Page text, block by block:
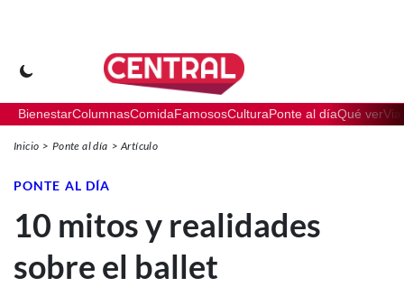
BienestarColumnasComidaFamososCulturaPonte al díaQué ver
Inicio Ponte al día Artículo
PONTE AL DÍA
10 mitos y realidades
sobre el ballet